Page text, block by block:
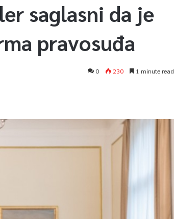
saglasni da je
pravosuđa
0 230 1 minute read